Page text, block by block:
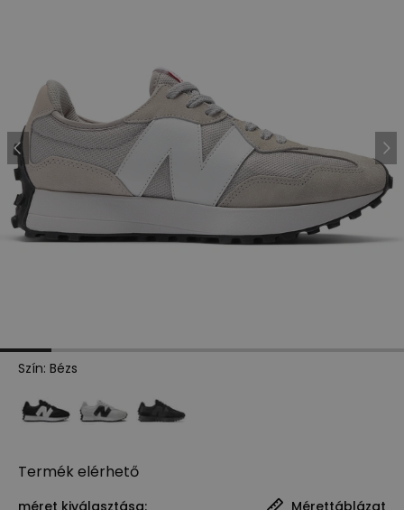
Szín: Bézs
Termék elérhető
méret kiválasztása: Mérettáblázat